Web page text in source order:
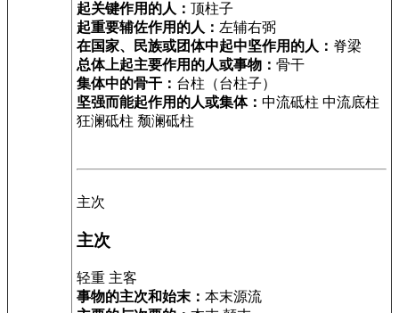
起关键作用的人： 顶柱子
起重要辅佐作用的人： 左辅右弼
在国家、民族或团体中起中坚作用的人： 脊梁
总体上起主要作用的人或事物： 骨干
集体中的骨干： 台柱（台柱子）
坚强而能起作用的人或集体： 中流砥柱 中流底柱
狂澜砥柱 颓澜砥柱
主次
主次
轻重 主客
事物的主次和始末： 本末源流